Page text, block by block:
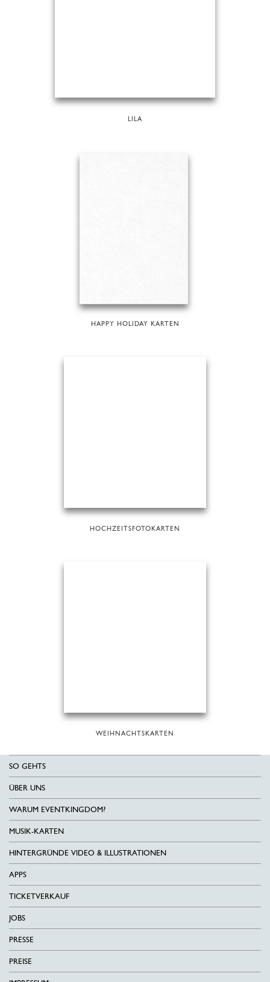
LILA
HAPPY HOLIDAY KARTEN
HOCHZEITSFOTOKARTEN
WEIHNACHTSKARTEN
SO GEHTS
ÜBER UNS
WARUM EVENTKINGDOM?
MUSIK-KARTEN
HINTERGRÜNDE VIDEO & ILLUSTRATIONEN
APPS
TICKETVERKAUF
JOBS
PRESSE
PREISE